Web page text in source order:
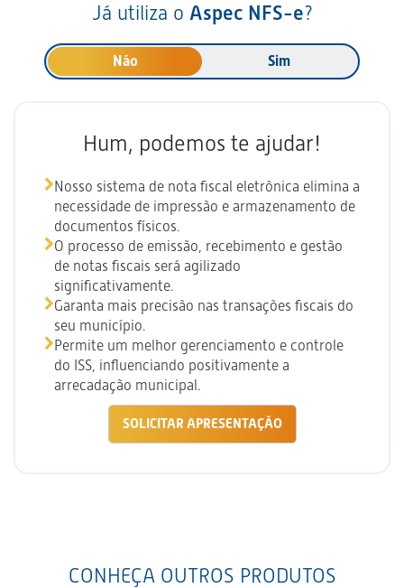
Já utiliza o Aspec NFS-e?
Não Sim
Hum, podemos te ajudar!
Nosso sistema de nota fiscal eletrônica elimina a
necessidade de impressão e armazenamento de
documentos físicos.
O processo de emissão, recebimento e gestão
de notas fiscais será agilizado
significativamente.
Garanta mais precisão nas transações fiscais do
seu município.
Permite um melhor gerenciamento e controle
do ISS, influenciando positivamente a
arrecadação municipal.
SOLICITAR APRESENTAÇÃO
CONHEÇA OUTROS PRODUTOS